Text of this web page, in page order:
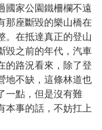
國家公園鐵柵欄不遠
那座斷毀的樂山橋在
。在抵達真正的登山
毀之前的年代，汽車
的路況看來，除了登
地不缺，這條林道也
一點，但是沒有難
本事的話，不妨扛上